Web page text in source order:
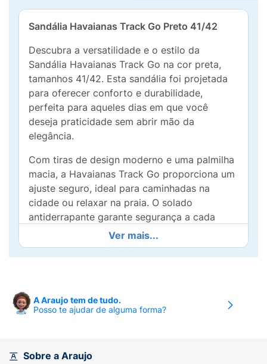
Sandália Havaianas Track Go Preto 41/42
Descubra a versatilidade e o estilo da
Sandália Havaianas Track Go na cor preta,
tamanhos 41/42. Esta sandália foi projetada
para oferecer conforto e durabilidade,
perfeita para aqueles dias em que você
deseja praticidade sem abrir mão da
elegância.
Com tiras de design moderno e uma palmilha
macia, a Havaianas Track Go proporciona um
ajuste seguro, ideal para caminhadas na
cidade ou relaxar na praia. O solado
antiderrapante garante segurança a cada
passo, enquanto a cor preta oferece uma
opção fácil de combinar com qualquer look,
do casual ao mais arrumado.
adapta a diversas ocasiões, desde passeios
descontraídos até eventos mais informais.
só Havaianas pode proporcionar. Caminhe
Ver mais...
A Araujo tem de tudo.
Posso te ajudar de alguma forma?
Sobre a Araujo